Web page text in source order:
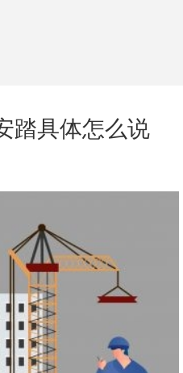
踏具体怎么说